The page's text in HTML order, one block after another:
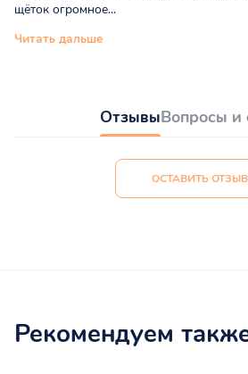
щёток огромное...
Читать дальше
ОтзывыВопросы и
ОСТАВИТЬ ОТЗЫВ
Рекомендуем